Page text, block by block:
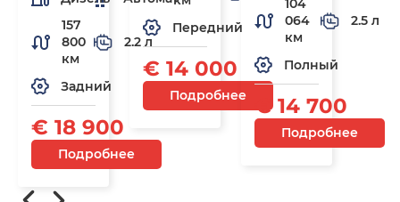
157
800
км
2.2 л
Задний
€ 18 900
Подробнее
Передний
€ 14 000
Подробнее
104
064
км
2.5 л
Полный
€ 14 700
Подробнее